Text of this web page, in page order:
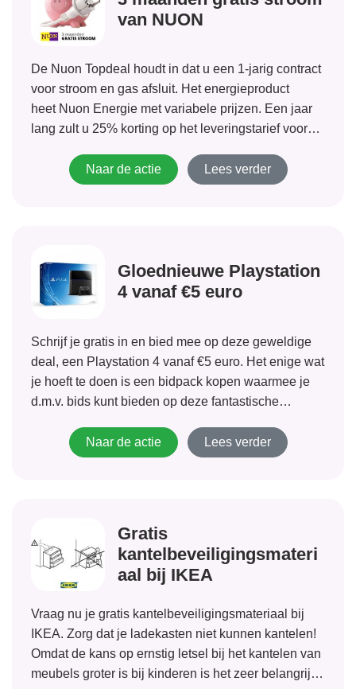
van NUON
De Nuon Topdeal houdt in dat u een 1-jarig contract
voor stroom en gas afsluit. Het energieproduct
heet Nuon Energie met variabele prijzen. Een jaar
lang zult u 25% korting op het leveringstarief voor
concreet op neer dat u dus 3 maanden...
Naar de actie Lees verder
Gloednieuwe Playstation
4 vanaf €5 euro
Schrijf je gratis in en bied mee op deze geweldige
deal, een Playstation 4 vanaf €5 euro. Het enige wat
je hoeft te doen is een bidpack kopen waarmee je
d.m.v. bids kunt bieden op deze fantastische
dus een hele...Naar de actie Lees verder
Gratis
kantelbeveiligingsmateri
aal bij IKEA
Vraag nu je gratis kantelbeveiligingsmateriaal bij
IKEA. Zorg dat je ladekasten niet kunnen kantelen!
Omdat de kans op ernstig letsel bij het kantelen van
meubels groter is bij kinderen is het zeer belangrijk